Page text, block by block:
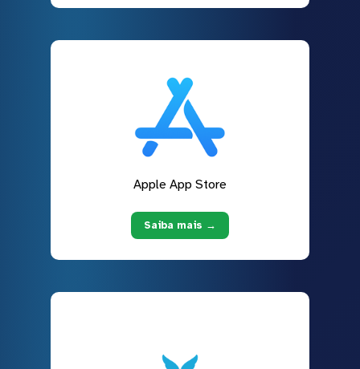
Apple App Store
Saiba mais →